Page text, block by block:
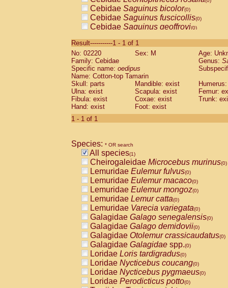
Cebidae Saguinus bicolor(0)
Cebidae Saguinus fuscicollis(0)
Cebidae Saguinus geoffroyi(0)
CebidaeSaguinus labiatus(0)
Cebidae Saguinus leucopus (0)
Cebidae
CebidaeSaguinus mystax
Cebidae Saguinus nigricollis (0)
Cebidae Saguinus oedipus
Cebidae Saguinus weddelli
Cebidae Saguinusspp.
Cebidae
CebidaeCebus capucinus
CebidaeCebus nigrivittatus
CebidaeCebus spp.(0)
CebidaeSaimiri boliviensis(0)
CebidaeSaimiri sciureus(0)
AtelidaeAlouatta caraya(0)
AtelidaeAlouatta fusca(0)
AtelidaeAlouatta seniculus(0)
AtelidaeAlouattaspp.(0)
AtelidaeAteles belzebuth(0)
AtelidaeAteles geoffroyi(0)
AtelidaeAteles paniscus(0)
AtelidaeAtelesspp.(0)
AtelidaeLagothrix lagothricha(0)
AtelidaeLagothrix lagothricha cana
PitheciidaeCacajao calvus
Result-----------1 - 1 of 1
No: 02220
Sex: M
Age:
Family: Cebidae
Genus:
Specific name: oedipus
Name: Cotton-top Tamarin
Skull: parts
Mandible: exist
Ulna: exist
Scapula: exist
Femur:
Fibula: exist
Coxae: exist
Trunk:
Hand: exist
Foot: exist
1 - 1 of 1
Species: * OR search
All species(1)
Cheirogaleidae Microcebus murinus(0)
Lemuridae Eulemur fulvus(0)
Lemuridae Eulemur macaco(0)
Lemuridae Eulemur mongoz(0)
Lemuridae Lemur catta(0)
Lemuridae Varecia variegata(0)
Galagidae Galago senegalensis(0)
Galagidae Galago demidovii(0)
Galagidae Otolemur crassicaudatus(0)
Galagidae Galagidae spp.(0)
Loridae Loris tardigradus(0)
Loridae Nycticebus coucang(0)
Loridae Nycticebus pygmaeus(0)
Loridae Perodicticus potto(0)